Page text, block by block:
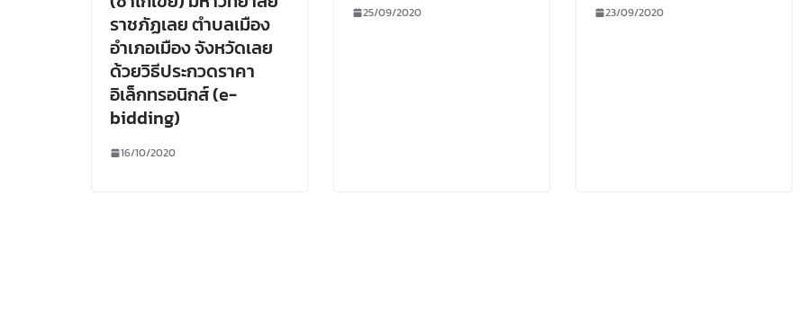
ราชภัฏเลย ตำบลเมือง
อำเภอเมือง จังหวัดเลย
ด้วยวิธีประกวดราคา
อิเล็กทรอนิกส์ (e-
bidding)
16/10/2020
25/09/2020 23/09/2020